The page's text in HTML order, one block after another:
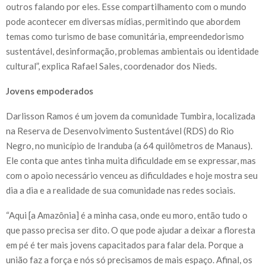
outros falando por eles. Esse compartilhamento com o mundo
pode acontecer em diversas mídias, permitindo que abordem
temas como turismo de base comunitária, empreendedorismo
sustentável, desinformação, problemas ambientais ou identidade
cultural”, explica Rafael Sales, coordenador dos Nieds.
Jovens empoderados
Darlisson Ramos é um jovem da comunidade Tumbira, localizada
na Reserva de Desenvolvimento Sustentável (RDS) do Rio
Negro, no município de Iranduba (a 64 quilômetros de Manaus).
Ele conta que antes tinha muita dificuldade em se expressar, mas
com o apoio necessário venceu as dificuldades e hoje mostra seu
dia a dia e a realidade de sua comunidade nas redes sociais.
“Aqui [a Amazônia] é a minha casa, onde eu moro, então tudo o
que passo precisa ser dito. O que pode ajudar a deixar a floresta
em pé é ter mais jovens capacitados para falar dela. Porque a
união faz a força e nós só precisamos de mais espaço. Afinal, os